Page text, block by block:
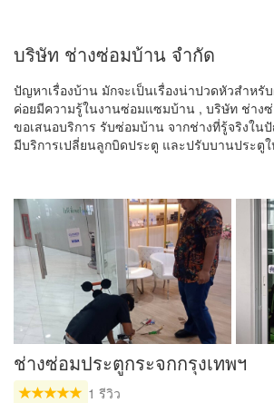
บริษัท ช่างซ่อมบ้าน จำกัด
ปัญหาเรื่องบ้าน มักจะเป็นเรื่องน่าปวดหัวสำหรั
ค่อยมีความรู้ในงานซ่อมแซมบ้าน , บริษัท ช่างซ่
ขอเสนอบริการ รับซ่อมบ้าน จากช่างที่รู้จริงใน
มีบริการเปลี่ยนลูกบิดประตู และปรับบานประตู
ช่างซ่อมประตูกระจกกรุงเทพฯ
1 รีวิว